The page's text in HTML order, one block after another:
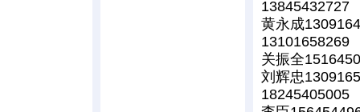
13845432727
黄永成
13101658269
关振全
刘辉忠
18245405005